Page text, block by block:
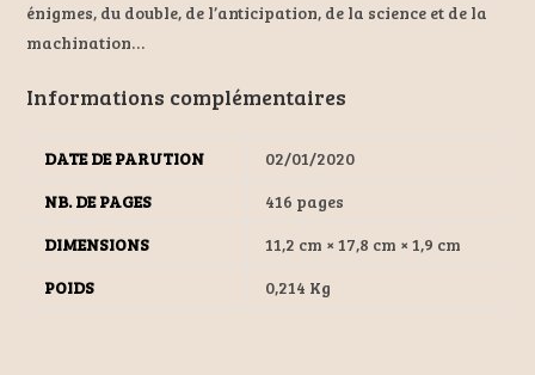
énigmes, du double, de l’anticipation, de la science et de la
machination…
Informations complémentaires
DATE DE PARUTION
02/01/2020
NB. DE PAGES
416 pages
DIMENSIONS
11,2 cm × 17,8 cm × 1,9 cm
POIDS
0,214 Kg